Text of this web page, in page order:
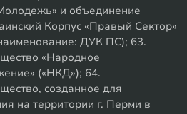
и объединение
Корпус «Правый Сектор»
ДУК ПС); 63.
«Народное
(«НКД»); 64.
созданное для
на территории г. Перми в